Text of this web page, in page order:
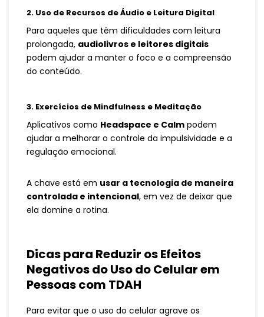
2. Uso de Recursos de Áudio e Leitura Digital
Para aqueles que têm dificuldades com leitura
prolongada, audiolivros e leitores digitais
podem ajudar a manter o foco e a compreensão
do conteúdo.
3. Exercícios de Mindfulness e Meditação
Aplicativos como Headspace e Calm podem
ajudar a melhorar o controle da impulsividade e a
regulação emocional.
A chave está em usar a tecnologia de maneira
controlada e intencional, em vez de deixar que
ela domine a rotina.
Dicas para Reduzir os Efeitos
Negativos do Uso do Celular em
Pessoas com TDAH
Para evitar que o uso do celular agrave os